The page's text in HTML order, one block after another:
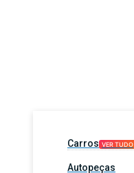
Carros VER TUDO
Autopeças